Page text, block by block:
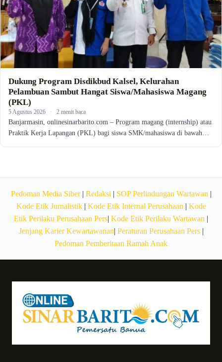
Dukung Program Disdikbud Kalsel, Kelurahan
Pelambuan Sambut Hangat Siswa/Mahasiswa Magang
(PKL)
5 Agustus 2026 · 2 menit baca
Banjarmasin, onlinesinarbarito.com – Program magang (internship) atau
Praktik Kerja Lapangan (PKL) bagi siswa SMK/mahasiswa di bawah…
Pedoman Media Siber| Redaksi | SOP Perlindungan Wartawan |
Kode Etik Jurnalistik| Kode Etik Internal Perusahaan | Kode
Etik Perilaku Perusahaan Pers| Kode Etik Perilaku Wartawan |
Jenjang Karier Kewartawanan| Peraturan Perusahaan Pers|
Pedoman Pemberitaan Ramah Anak